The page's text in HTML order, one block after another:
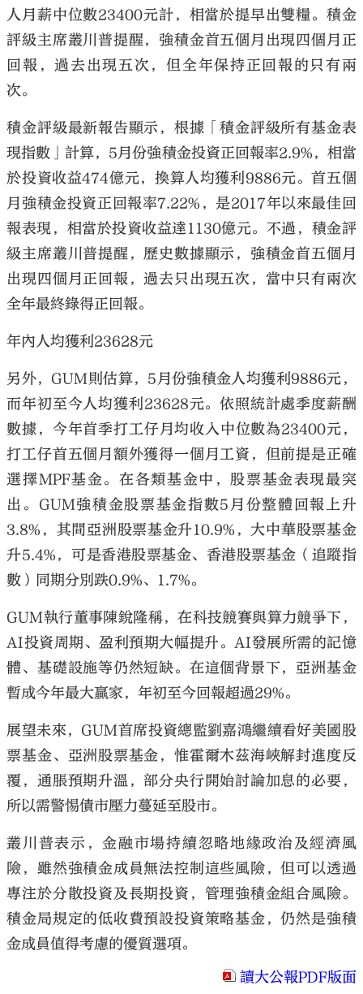
人月薪中位數23400元計，相當於提早出雙糧。積金
評級主席叢川普提醒，強積金首五個月出現四個月正
回報，過去出現五次，但全年保持正回報的只有兩
次。
積金評級最新報告顯示，根據「積金評級所有基金表
現指數」計算，5月份強積金投資正回報率2.9%，相當
於投資收益474億元，換算人均獲利9886元。首五個
月強積金投資正回報率7.22%，是2017年以來最佳回
報表現，相當於投資收益達1130億元。不過，積金評
級主席叢川普提醒，歷史數據顯示，強積金首五個月
出現四個月正回報，過去只出現五次，當中只有兩次
全年最終錄得正回報。
年內人均獲利23628元
另外，GUM則估算，5月份強積金人均獲利9886元，
而年初至今人均獲利23628元。依照統計處季度薪酬
數據，今年首季打工仔月均收入中位數為23400元，
打工仔首五個月額外獲得一個月工資，但前提是正確
選擇MPF基金。在各類基金中，股票基金表現最突
出。GUM強積金股票基金指數5月份整體回報上升
3.8%，其間亞洲股票基金升10.9%，大中華股票基金
升5.4%，可是香港股票基金、香港股票基金（追蹤指
數）同期分別跌0.9%、1.7%。
GUM執行董事陳銳隆稱，在科技競賽與算力競爭下，
AI投資周期、盈利預期大幅提升。AI發展所需的記憶
體、基礎設施等仍然短缺。在這個背景下，亞洲基金
暫成今年最大贏家，年初至今回報超過29%。
展望未來，GUM首席投資總監劉嘉鴻繼續看好美國股
票基金、亞洲股票基金，惟霍爾木茲海峽解封進度反
覆，通脹預期升溫，部分央行開始討論加息的必要，
所以需警惕債市壓力蔓延至股市。
叢川普表示，金融市場持續忽略地緣政治及經濟風
險，雖然強積金成員無法控制這些風險，但可以透過
專注於分散投資及長期投資，管理強積金組合風險。
積金局規定的低收費預設投資策略基金，仍然是強積
金成員值得考慮的優質選項。
讀大公報PDF版面